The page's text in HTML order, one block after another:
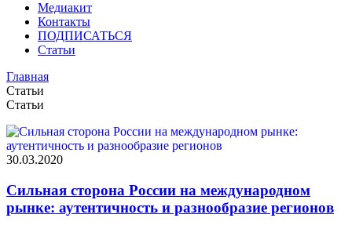
Медиакит
Контакты
ПОДПИСАТЬСЯ
Статьи
Главная
Статьи
Статьи
30.03.2020
Сильная сторона России на международном
рынке: аутентичность и разнообразие регионов